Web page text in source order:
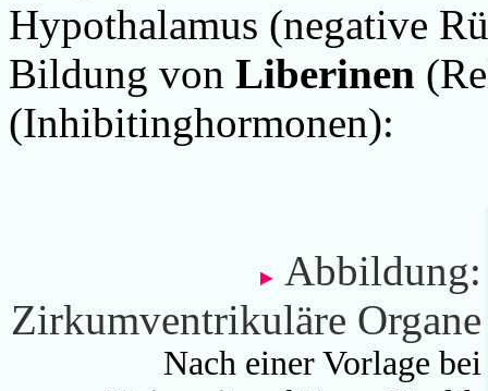
Hypothalamus (negative
Bildung von Liberinen
(Inhibitinghormonen):
Abbildung:
Zirkumventrikuläre Organe
Nach einer Vorlage bei